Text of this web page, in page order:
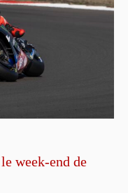
week-end de